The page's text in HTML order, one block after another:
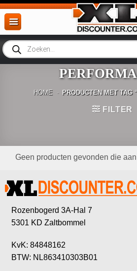
Ga
naar
inhoud
Producten
zoeken
HOME - PRODUCTEN MET TAG
FILTER
Geen producten gevonden die
Rozenbogerd 3A-Hal 7
5301 KD Zaltbommel
KvK: 84848162
BTW: NL863410303B01